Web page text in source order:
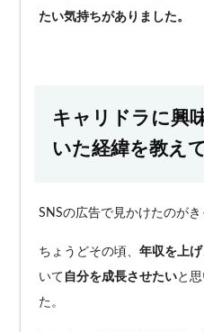
たい気持ちがありました。
キャリドラに興
いた経緯を教え
SNSの広告で見かけたのがき
ちょうどその頃、年収を上げ
いて 自分を成長させたいと
た。